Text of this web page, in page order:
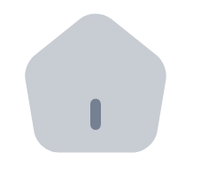
Distributeurs
Intégrez un ATM
API Bitnovo
Intégrez notre API dans